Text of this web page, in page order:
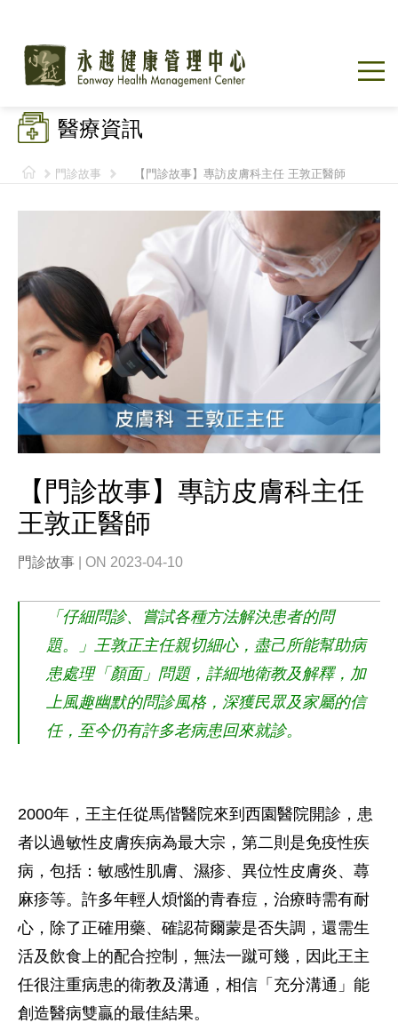
醫療資訊
門診故事 【門診故事】專訪皮膚科主任 王敦正醫師
【門診故事】專訪皮膚科主任
王敦正醫師
門診故事 | ON 2023-04-10
「仔細問診、嘗試各種方法解決患者的問
題。」王敦正主任親切細心，盡己所能幫助病
患處理「顏面」問題，詳細地衛教及解釋，加
上風趣幽默的問診風格，深獲民眾及家屬的信
任，至今仍有許多老病患回來就診。
2000年，王主任從馬偕醫院來到西園醫院開診，患
者以過敏性皮膚疾病為最大宗，第二則是免疫性疾
病，包括：敏感性肌膚、濕疹、異位性皮膚炎、蕁
麻疹等。許多年輕人煩惱的青春痘，治療時需有耐
心，除了正確用藥、確認荷爾蒙是否失調，還需生
活及飲食上的配合控制，無法一蹴可幾，因此王主
任很注重病患的衛教及溝通，相信「充分溝通」能
創造醫病雙贏的最佳結果。